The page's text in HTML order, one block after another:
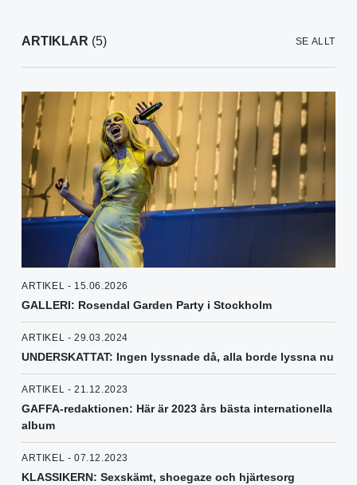
ARTIKLAR (5) SE ALLT
ARTIKEL - 15.06.2026
GALLERI: Rosendal Garden Party i Stockholm
ARTIKEL - 29.03.2024
UNDERSKATTAT: Ingen lyssnade då, alla borde lyssna nu
ARTIKEL - 21.12.2023
GAFFA-redaktionen: Här är 2023 års bästa internationella
album
ARTIKEL - 07.12.2023
KLASSIKERN: Sexskämt, shoegaze och hjärtesorg